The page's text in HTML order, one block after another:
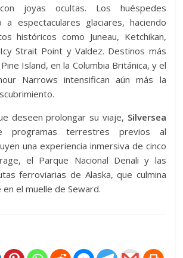
joyas ocultas. Los huéspedes
a espectaculares glaciares, haciendo
históricos como Juneau, Ketchikan,
Strait Point y Valdez. Destinos más
Island, en la Columbia Británica, y el
Narrows intensifican aún más la
deseen prolongar su viaje, Silversea
programas terrestres previos al
una experiencia inmersiva de cinco
el Parque Nacional Denali y las
ferroviarias de Alaska, que culmina
el muelle de Seward.